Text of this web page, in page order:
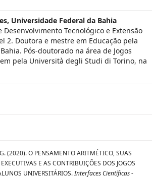
Universidade Federal da Bahia
Tecnológico e Extensão
2. Doutora e mestre em Educação pela
Pós-doutorado na área de Jogos
pela Università degli Studi di Torino, na
(2020). O PENSAMENTO ARITMÉTICO, SUAS
E AS CONTRIBUIÇÕES DOS JOGOS
UNIVERSITÁRIOS.Interfaces Científicas -